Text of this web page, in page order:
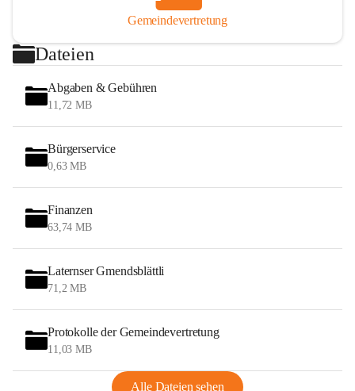
Gemeindevertretung
Dateien
Abgaben & Gebühren
11,72 MB
Bürgerservice
0,63 MB
Finanzen
63,74 MB
Laternser Gmendsblättli
71,2 MB
Protokolle der Gemeindevertretung
11,03 MB
Alle Dateien sehen